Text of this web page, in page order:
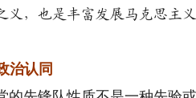
，也是丰富发展马克思主
治认同